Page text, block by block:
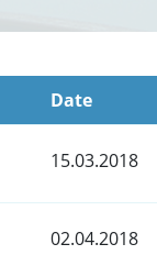
Date
15.03.2018
02.04.2018